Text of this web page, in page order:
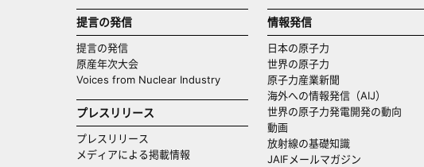
提言の発信
提言の発信
原産年次大会
Voices from Nuclear Industry
プレスリリース
プレスリリース
メディアによる掲載情報
情報発信
日本の原子力
世界の原子力
原子力産業新聞
海外への情報発信（AIJ）
世界の原子力発電開発の動向
動画
放射線の基礎知識
JAIFメールマガジン